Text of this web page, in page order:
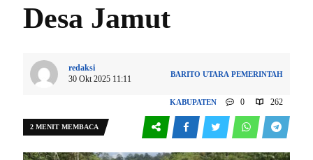
Desa Jamut
redaksi
30 Okt 2025 11:11
BARITO UTARA PEMERINTAH
KABUPATEN 0 262
2 MENIT MEMBACA